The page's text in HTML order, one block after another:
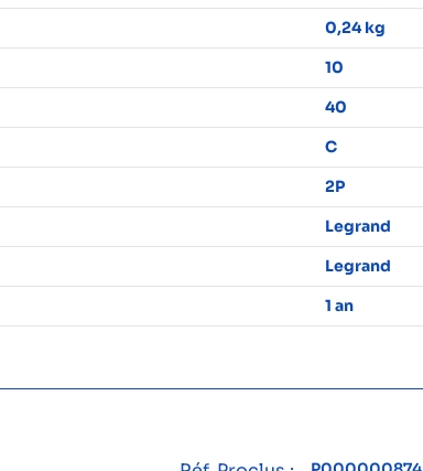
0,24 kg
10
40
C
2P
Legrand
Legrand
1 an